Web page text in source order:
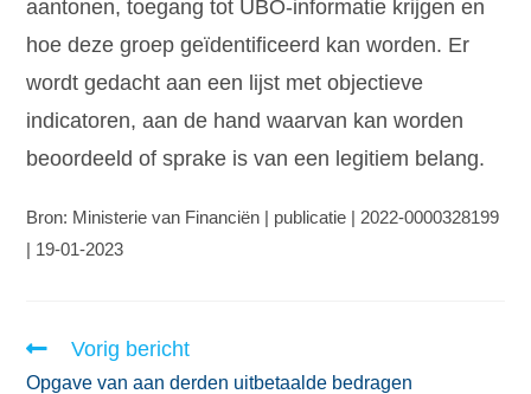
aantonen, toegang tot UBO-informatie krijgen en
hoe deze groep geïdentificeerd kan worden. Er
wordt gedacht aan een lijst met objectieve
indicatoren, aan de hand waarvan kan worden
beoordeeld of sprake is van een legitiem belang.
Bron: Ministerie van Financiën | publicatie | 2022-0000328199
| 19-01-2023
Vorig bericht
Opgave van aan derden uitbetaalde bedragen